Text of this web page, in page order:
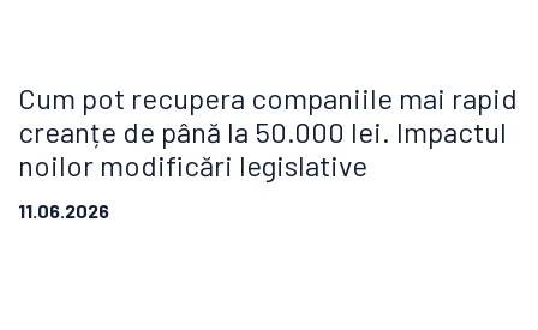
Cum pot recupera companiile mai rapid
creanțe de până la 50.000 lei. Impactul
noilor modificări legislative
11.06.2026